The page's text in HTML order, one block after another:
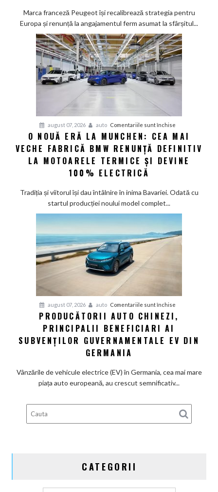
de
a
100%
electric
până
2030
șapte
noi
Marca franceză Peugeot își recalibrează strategia pentru
Europa și renunță la angajamentul ferm asumat la sfârșitul...
august 07, 2026 auto Comentariile sunt închise
O
nouă
eră
Cea
BMW
renunță
și
100%
O NOUĂ ERĂ LA MUNCHEN: CEA MAI
VECHE FABRICĂ BMW RENUNȚĂ DEFINITIV
LA MOTOARELE TERMICE ȘI DEVINE
100% ELECTRICĂ
Tradiția și viitorul își dau întâlnire în inima Bavariei. Odată cu
startul producției noului model complet...
august 07, 2026 auto Comentariile sunt închise
chinezi,
din
Germania
PRODUCĂTORII AUTO CHINEZI,
PRINCIPALII BENEFICIARI AI
SUBVENȚILOR GUVERNAMENTALE EV DIN
GERMANIA
Vânzările de vehicule electrice (EV) în Germania, cea mai mare
piața auto europeană, au crescut semnificativ...
CATEGORII